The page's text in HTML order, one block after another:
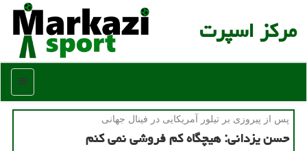
مركز اسپرت
منو
پس از پیروزی بر تیلور آمریكایی در فینال جهانی
حسن یزدانی: هیچگاه کم فروشی نمی کنم